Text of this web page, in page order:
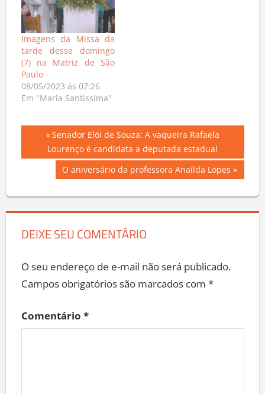
Imagens da Missa da
tarde desse domingo
(7) na Matriz de São
Paulo
08/05/2023 às 07:26
Em "Maria Santissima"
Navegação
de
Post
Previous
Post:
Senador Elói de Souza: A vaqueira Rafaela
Lourenço é candidata a deputada estadual
Next
O aniversário da professora Anailda Lopes
DEIXE SEU COMENTÁRIO
O seu endereço de e-mail não será publicado.
Campos obrigatórios são marcados com *
Comentário *